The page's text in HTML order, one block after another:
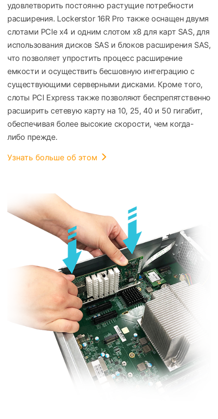
удовлетворить постоянно растущие потребности
расширения. Lockerstor 16R Pro также оснащен двумя
слотами PCIe x4 и одним слотом x8 для карт SAS, для
использования дисков SAS и блоков расширения SAS,
что позволяет упростить процесс расширение
емкости и осуществить бесшовную интеграцию с
существующими серверными дисками. Кроме того,
слоты PCI Express также позволяют беспрепятственно
расширить сетевую карту на 10, 25, 40 и 50 гигабит,
обеспечивая более высокие скорости, чем когда-
либо прежде.
Узнать больше об этом